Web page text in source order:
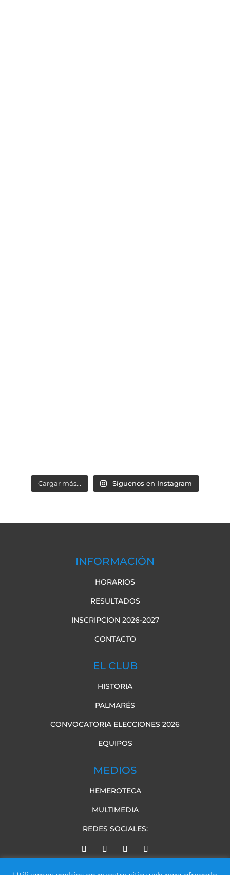
Cargar más... Síguenos en Instagram
INFORMACIÓN
HORARIOS
RESULTADOS
INSCRIPCION 2026-2027
CONTACTO
EL CLUB
HISTORIA
PALMARÉS
CONVOCATORIA ELECCIONES 2026
EQUIPOS
MEDIOS
HEMEROTECA
MULTIMEDIA
REDES SOCIALES: